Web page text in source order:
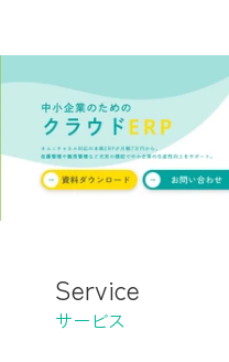
Service
サービス